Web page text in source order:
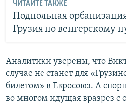
ЧИТАЙТЕ ТАКЖЕ
Подпольная
Грузия по венгерскому
Аналитики уверены, что
случае не станет для
билетом» в Евросоюз. А
во многом идущая вразрез с